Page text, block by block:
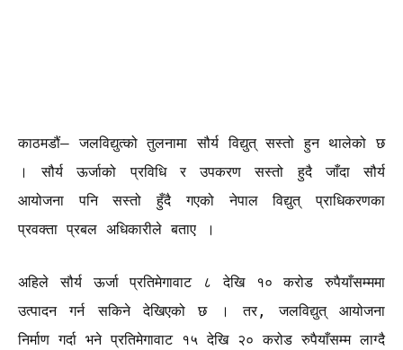
काठमडौं– जलविद्युत्को तुलनामा सौर्य विद्युत् सस्तो हुन थालेको छ
। सौर्य ऊर्जाको प्रविधि र उपकरण सस्तो हुदै जाँदा सौर्य
आयोजना पनि सस्तो हुँदै गएको नेपाल विद्युत् प्राधिकरणका
प्रवक्ता प्रबल अधिकारीले बताए ।
अहिले सौर्य ऊर्जा प्रतिमेगावाट ८ देखि १० करोड रुपैयाँसम्ममा
उत्पादन गर्न सकिने देखिएको छ । तर, जलविद्युत् आयोजना
निर्माण गर्दा भने प्रतिमेगावाट १५ देखि २० करोड रुपैयाँसम्म लाग्दै